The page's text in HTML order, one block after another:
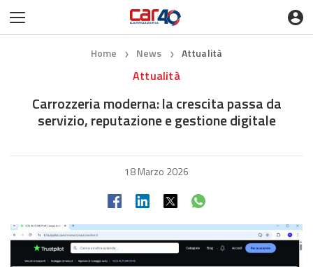
Home ❯ News ❯ Attualità
Attualità
Carrozzeria moderna: la crescita passa da
servizio, reputazione e gestione digitale
18 Marzo 2026